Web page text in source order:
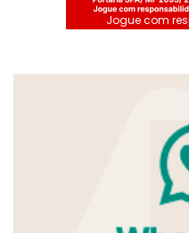
Jogue com